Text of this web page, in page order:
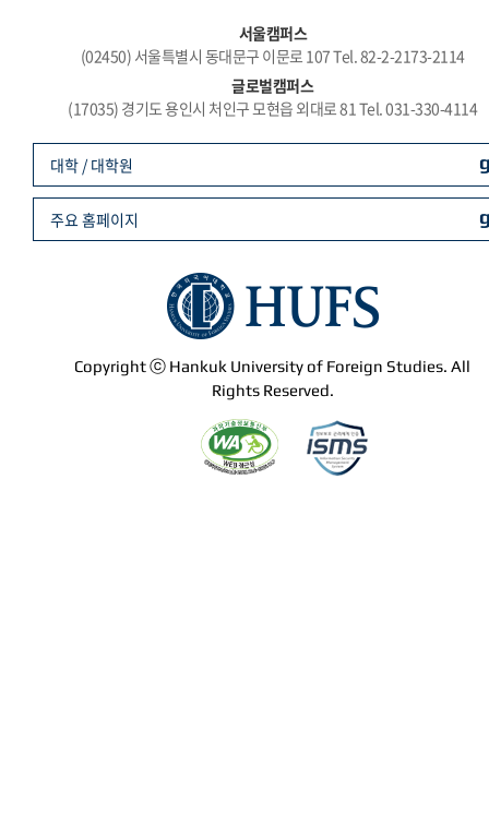
서울캠퍼스
(02450) 서울특별시 동대문구 이문로 107 Tel. 82-2-2173-2114
글로벌캠퍼스
(17035) 경기도 용인시 처인구 모현읍 외대로 81 Tel. 031-330-4114
Copyright ⓒ Hankuk University of Foreign Studies. All
Rights Reserved.
대학 / 대학원
주요 홈페이지